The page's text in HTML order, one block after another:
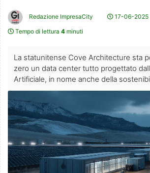
Redazione ImpresaCity
17-06-2025
Tempo di lettura 4 minuti
La statunitense Cove Architecture sta
zero un data center tutto progettato
Artificiale, in nome anche della